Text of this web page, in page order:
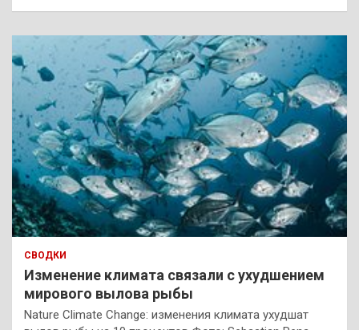
СВОДКИ
Изменение климата связали с ухудшением
мирового вылова рыбы
Nature Climate Change: изменения климата ухудшат